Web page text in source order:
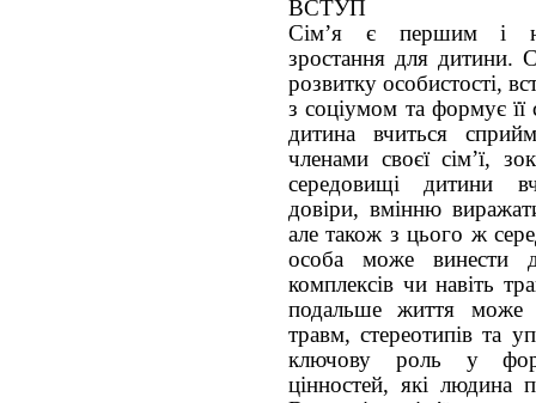
ВСТУП
Сім’я є першим і
зростання для дитини.
розвитку особистості,
з соціумом та формує її
дитина вчиться
членами своєї сім’ї,
середовищі дитини
довіри, вмінню
але також з цього ж
особа може винести
комплексів чи навіть
подальше життя може
травм, стереотипів та
ключову роль у
цінностей, які людина